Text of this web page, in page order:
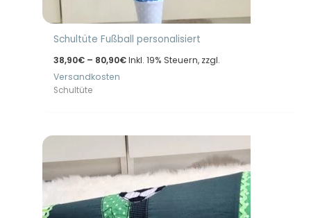
Schultüte Fußball personalisiert
38,90€ – 80,90€Preisspanne:
Inkl. 19% Steuern, zzgl.
Versandkosten
Schultüte